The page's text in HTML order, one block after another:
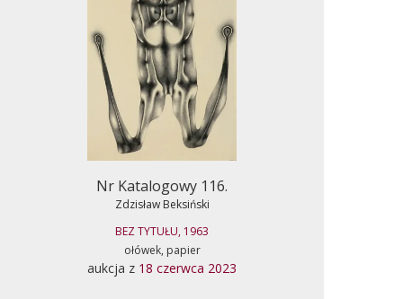
Nr Katalogowy 116.
Zdzisław Beksiński
BEZ TYTUŁU, 1963
ołówek, papier
aukcja z 18 czerwca 2023